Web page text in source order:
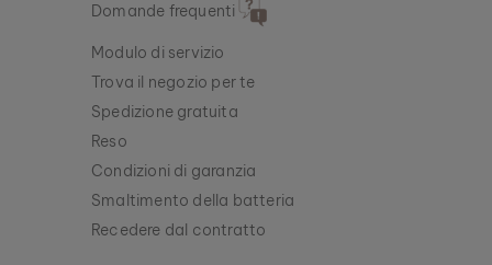
Domande frequenti
Modulo di servizio
Trova il negozio per te
Spedizione gratuita
Reso
Condizioni di garanzia
Smaltimento della batteria
Recedere dal contratto